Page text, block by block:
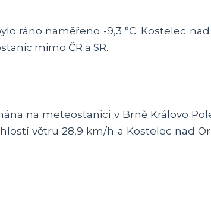
ráno naměřeno -9,3 °C. Kostelec
mimo ČR a SR.
na meteostanici v Brně Královo
větru 28,9 km/h a Kostelec nad